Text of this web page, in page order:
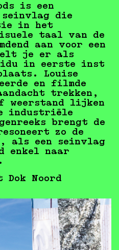
is een
seinvlag die
in het
taal van de
aan voor een
je er als
in eerste inst​
Louise
en filmde
trekken,
weerstand lijken
industriële
brengt de
zo ​de
als een seinvlag
enkel naar
Noord